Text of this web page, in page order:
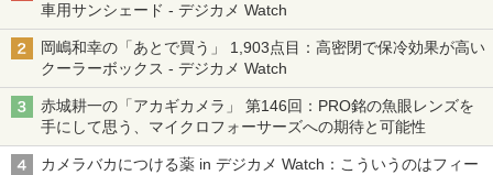
車用サンシェード - デジカメ Watch
岡嶋和幸の「あとで買う」 1,903点目：高密閉で保冷効果が高い
クーラーボックス - デジカメ Watch
赤城耕一の「アカギカメラ」 第146回：PRO銘の魚眼レンズを
手にして思う、マイクロフォーサーズへの期待と可能性
カメラバカにつける薬 in デジカメ Watch：こういうのはフィー